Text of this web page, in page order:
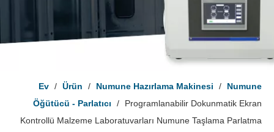
Ev / Ürün / Numune Hazırlama Makinesi /
Numune
Öğütücü - Parlatıcı
/
Programlanabilir Dokunmatik Ekran
Kontrollü Malzeme Laboratuvarları Numune Taşlama Parlatma